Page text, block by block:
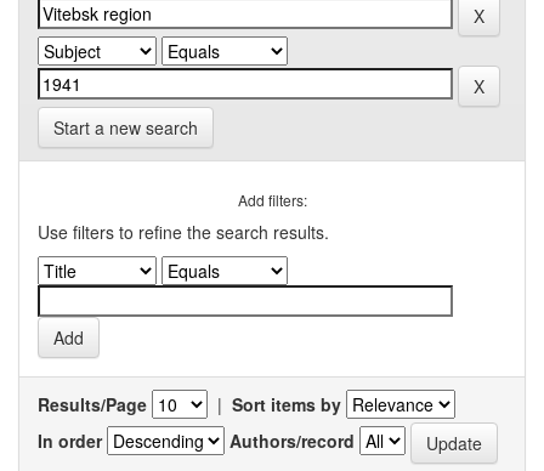
Start a new search
Add filters:
Use filters to refine the search results.
Results/Page | Sort items by
In order
Authors/record